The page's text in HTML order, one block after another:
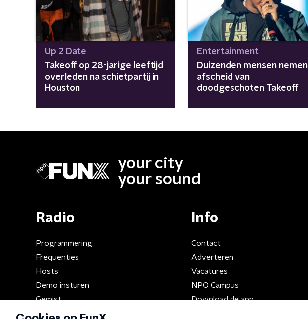
Up 2 Date
Takeoff op 28-jarige leeftijd
overleden na schietpartij in
Houston
Entertainment
Duizenden mensen nemen
afscheid van
doodgeschoten Takeoff
your city
your sound
Radio
Programmering
Frequenties
Hosts
Demo insturen
Gemist
Info
Contact
Adverteren
Vacatures
NPO Campus
Download de app